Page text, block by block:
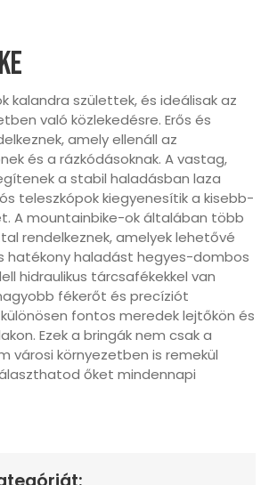
kalandra születtek, és ideálisak az
való közlekedésre. Erős és
amely ellenáll az
és a rázkódásoknak. A vastag,
a stabil haladásban laza
teleszkópok kiegyenesítik a kisebb-
A mountainbike-ok általában több
rendelkeznek, amelyek lehetővé
hatékony haladást hegyes-dombos
hidraulikus tárcsafékekkel van
fékerőt és precíziót
fontos meredek lejtőkön és
Ezek a bringák nem csak a
városi környezetben is remekül
őket mindennapi